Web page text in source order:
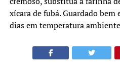
xícara de fubá. Guardado
dias em temperatura